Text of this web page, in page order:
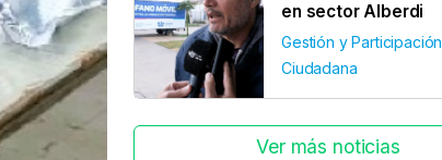
en sector Alberdi
Gestión y Participación
Ciudadana
Ver más noticias